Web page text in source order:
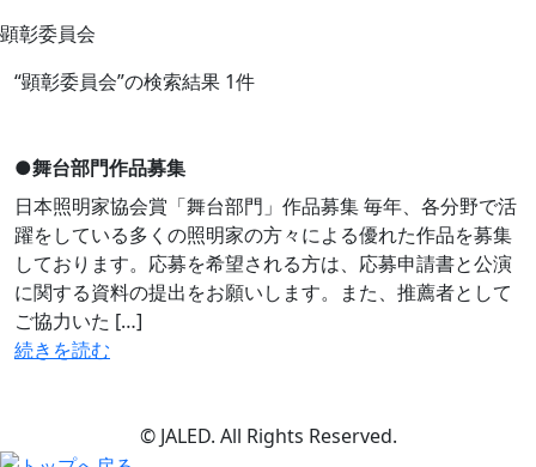
顕彰委員会
“顕彰委員会”の検索結果 1件
●舞台部門作品募集
日本照明家協会賞「舞台部門」作品募集 毎年、各分野で活
躍をしている多くの照明家の方々による優れた作品を募集
しております。応募を希望される方は、応募申請書と公演
に関する資料の提出をお願いします。また、推薦者として
ご協力いた […]
続きを読む
© JALED. All Rights Reserved.